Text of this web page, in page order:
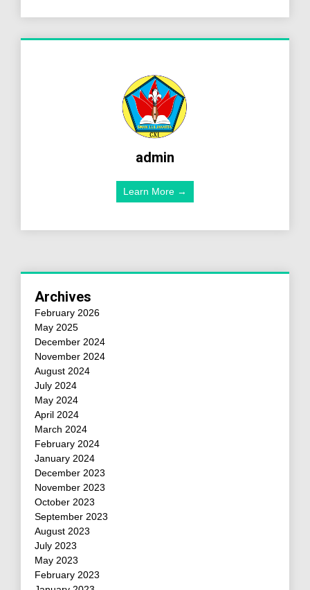
admin
Learn More →
Archives
February 2026
May 2025
December 2024
November 2024
August 2024
July 2024
May 2024
April 2024
March 2024
February 2024
January 2024
December 2023
November 2023
October 2023
September 2023
August 2023
July 2023
May 2023
February 2023